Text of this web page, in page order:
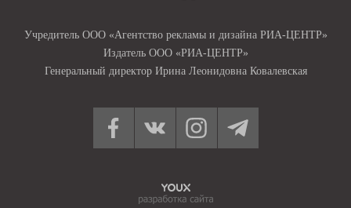
Учредитель ООО «Агентство рекламы и дизайна РИА-ЦЕНТР»
Издатель ООО «РИА-ЦЕНТР»
Генеральный директор Ирина Леонидовна Ковалевская